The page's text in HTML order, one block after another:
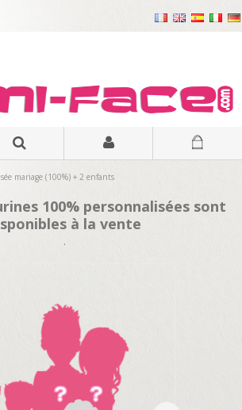
mariage (100%) + 2 enfants
100% personnalisées sont
à la vente
.